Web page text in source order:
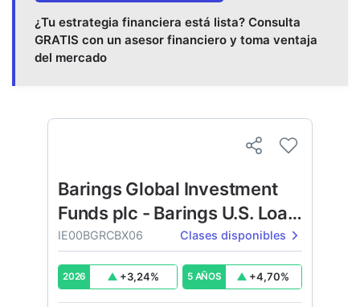
¿Tu estrategia financiera está lista? Consulta
GRATIS con un asesor financiero y toma ventaja
del mercado
Barings Global Investment
Funds plc - Barings U.S. Loan
Fund
IE00BGRCBX06 Clases disponibles
2026 +3,24% 5 AÑOS +4,70%